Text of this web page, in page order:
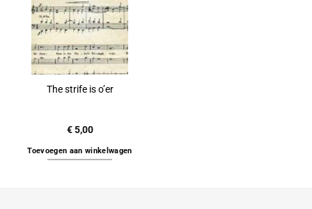
The strife is o’er
€5,00
Toevoegen aan winkelwagen